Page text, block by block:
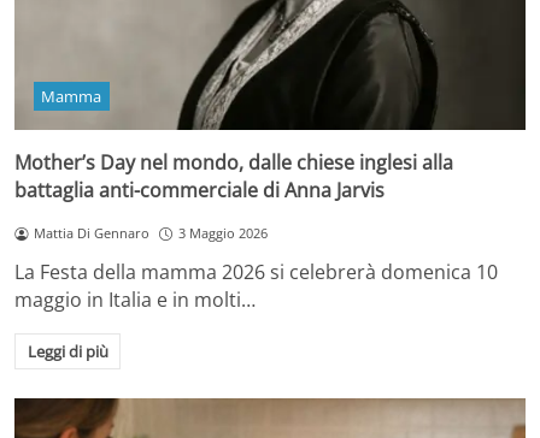
Mamma
Mother’s Day nel mondo, dalle chiese inglesi alla
battaglia anti-commerciale di Anna Jarvis
Mattia Di Gennaro 3 Maggio 2026
La Festa della mamma 2026 si celebrerà domenica 10
maggio in Italia e in molti…
Leggi di più